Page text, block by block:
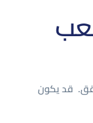
قد يكون